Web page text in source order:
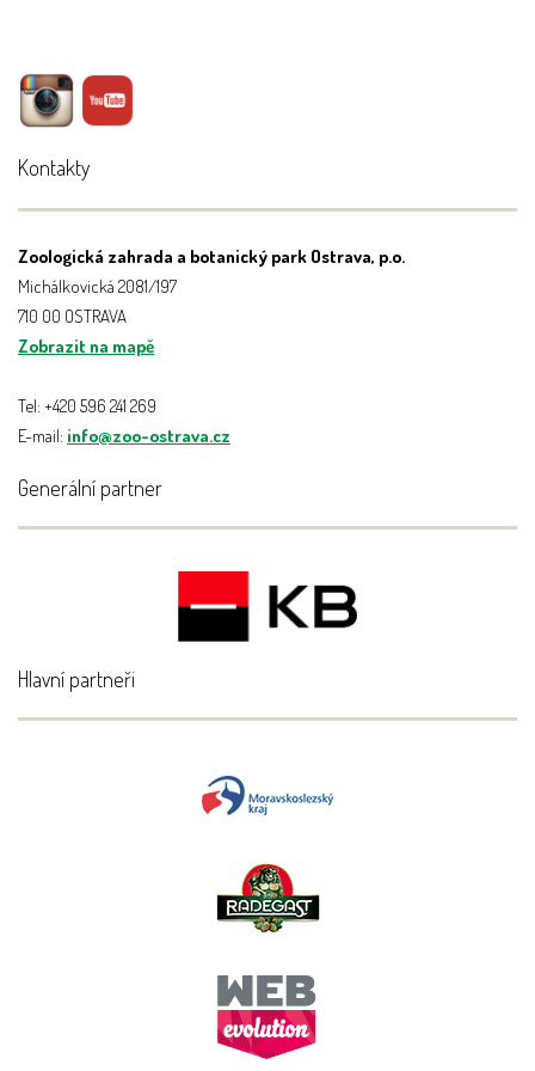
Kontakty
Zoologická zahrada a botanický park Ostrava, p.o.
Michálkovická 2081/197
710 00 OSTRAVA
Zobrazit na mapě
Tel: +420 596 241 269
E-mail: info@zoo-ostrava.cz
Generální partner
Hlavní partneři